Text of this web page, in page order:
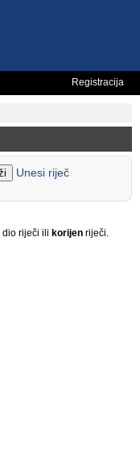
Registracija
Unesi riječ
dio riječi ili korijen riječi.